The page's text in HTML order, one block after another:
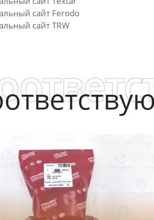
сайт Ferodo
сайт TRW